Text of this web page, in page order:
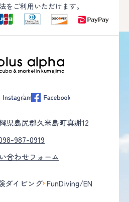
をご利用いただけます。
県島尻郡久米島町真謝12
987-0919
合わせフォーム
ダイビング FunDiving/EN